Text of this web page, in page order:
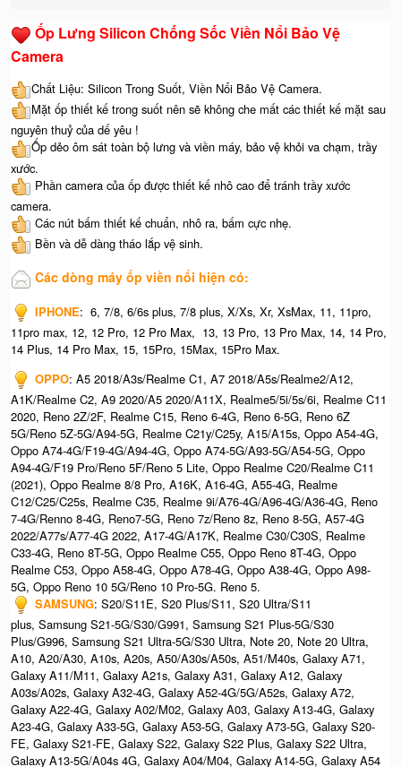
Ốp Lưng Silicon Chống Sốc Viền Nổi Bảo Vệ
Camera
Chất Liệu: Silicon Trong Suốt, Viền Nổi Bảo Vệ Camera.
Mặt ốp thiết kế trong suốt nên sẽ không che mất các thiết kế mặt sau
nguyên thuỷ của dế yêu !
Ốp dẻo ôm sát toàn bộ lưng và viền máy, bảo vệ khỏi va chạm, trầy
xước.
Phần camera của ốp được thiết kế nhô cao để tránh trầy xước
camera.
Các nút bấm thiết kế chuẩn, nhô ra, bấm cực nhẹ.
Bền và dễ dàng tháo lắp vệ sinh.
Các dòng máy ốp viền nổi hiện có:
IPHONE: 6, 7/8, 6/6s plus, 7/8 plus, X/Xs, Xr, XsMax, 11, 11pro,
11pro max, 12, 12 Pro, 12 Pro Max, 13, 13 Pro, 13 Pro Max, 14, 14 Pro,
14 Plus, 14 Pro Max, 15, 15Pro, 15Max, 15Pro Max.
OPPO: A5 2018/A3s/Realme C1, A7 2018/A5s/Realme2/A12,
A1K/Realme C2, A9 2020/A5 2020/A11X, Realme5/5i/5s/6i, Realme C11
2020, Reno 2Z/2F, Realme C15, Reno 6-4G, Reno 6-5G, Reno 6Z
5G/Reno 5Z-5G/A94-5G, Realme C21y/C25y, A15/A15s, Oppo A54-4G,
Oppo A74-4G/F19-4G/A94-4G, Oppo A74-5G/A93-5G/A54-5G, Oppo
A94-4G/F19 Pro/Reno 5F/Reno 5 Lite, Oppo Realme C20/Realme C11
(2021), Oppo Realme 8/8 Pro, A16K, A16-4G, A55-4G, Realme
C12/C25/C25s, Realme C35, Realme 9i/A76-4G/A96-4G/A36-4G, Reno
7-4G/Renno 8-4G, Reno7-5G, Reno 7z/Reno 8z, Reno 8-5G, A57-4G
2022/A77s/A77-4G 2022, A17-4G/A17K, Realme C30/C30S, Realme
C33-4G, Reno 8T-5G, Oppo Realme C55, Oppo Reno 8T-4G, Oppo
Realme C53, Oppo A58-4G, Oppo A78-4G, Oppo A38-4G, Oppo A98-
5G, Oppo Reno 10 5G/Reno 10 Pro-5G.​ Reno 5.
SAMSUNG: S20/S11E, S20 Plus/S11, S20 Ultra/S11
plus, Samsung S21-5G/S30/G991, Samsung S21 Plus-5G/S30
Plus/G996, Samsung S21 Ultra-5G/S30 Ultra, Note 20, Note 20 Ultra,
A10, A20/A30, A10s, A20s, A50/A30s/A50s, A51/M40s, Galaxy A71,
Galaxy A11/M11, Galaxy A21s, Galaxy A31, Galaxy A12, Galaxy
A03s/A02s, Galaxy A32-4G, Galaxy A52-4G/5G/A52s, Galaxy A72,
Galaxy A22-4G, Galaxy A02/M02, Galaxy A03, Galaxy A13-4G, Galaxy
A23-4G, Galaxy A33-5G, Galaxy A53-5G, Galaxy A73-5G, Galaxy S20-
FE, Galaxy S21-FE, Galaxy S22, Galaxy S22 Plus, Galaxy S22 Ultra,
Galaxy A13-5G/A04s 4G, Galaxy A04/M04, Galaxy A14-5G, Galaxy A54